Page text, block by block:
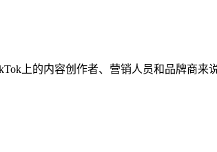
上的内容创作者、营销人员和品牌商来